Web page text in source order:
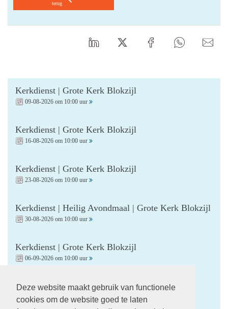
Deze website maakt gebruik van functionele
cookies om de website goed te laten
terug
Kerkdienst | Grote Kerk Blokzijl
09-08-2026 om 10:00 uur
Kerkdienst | Grote Kerk Blokzijl
16-08-2026 om 10:00 uur
Kerkdienst | Grote Kerk Blokzijl
23-08-2026 om 10:00 uur
Kerkdienst | Heilig Avondmaal | Grote Kerk Blokzijl
30-08-2026 om 10:00 uur
Kerkdienst | Grote Kerk Blokzijl
06-09-2026 om 10:00 uur
Kerkdienst | Startzondag | Grote Kerk Blokzijl
13-09-2026 om 10:00 uur